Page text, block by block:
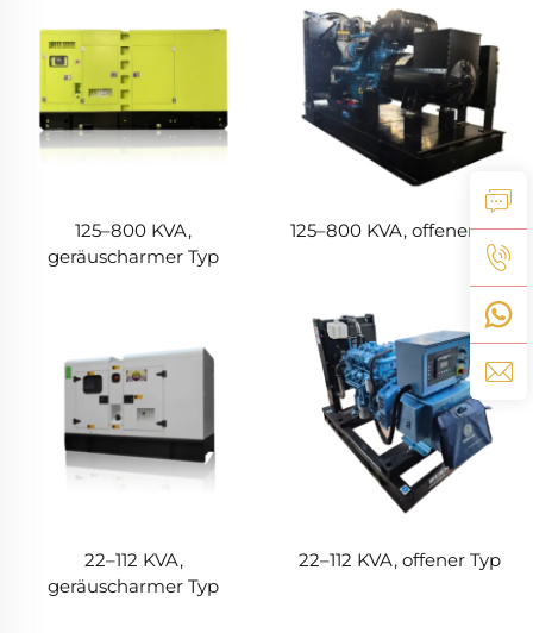
125–800 KVA,
geräuscharmer Typ
125–800 KVA, offener Typ
22–112 KVA,
geräuscharmer Typ
22–112 KVA, offener Typ